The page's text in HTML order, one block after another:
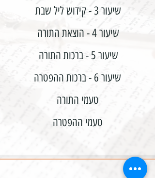
שיעור 3 - קידוש ליל שבת
שיעור 4 - הוצאת התורה
שיעור 5 - ברכות התורה
שיעור 6 - ברכות ההפטרה
טעמי התורה
טעמי ההפטרה